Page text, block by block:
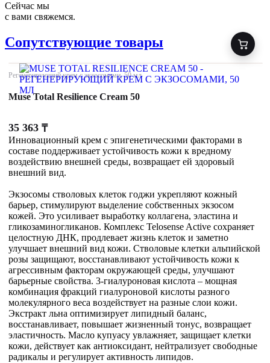
Сейчас мы
с вами свяжемся.
Сопутствующие товары
Регенерирующий крем с экзосомами, 50 мл
Muse Total Resilience Cream 50
35 363 ₸
Инновационный крем с эпигенетическими факторами в
составе поддерживает устойчивость кожи к вредному
воздействию внешней среды, возвращает ей здоровый
внешний вид.
Экзосомы стволовых клеток годжи укрепляют кожный
барьер, стимулируют выделение собственных экзосом
кожей. Это усиливает выработку коллагена, эластина и
гликозаминогликанов. Комплекс Telosense Active сохраняет
целостную ДНК, продлевает жизнь клеток и заметно
улучшает внешний вид кожи. Стволовые клетки альпийской
розы защищают, восстанавливают устойчивость кожи к
агрессивным факторам окружающей среды, улучшают
барьерные свойства. 3-гиалуроновая кислота – мощная
комбинация фракций гиалуроновой кислоты разного
молекулярного веса воздействует на разные слои кожи.
Экстракт льна оптимизирует липидный баланс,
восстанавливает, повышает жизненный тонус, возвращает
эластичность. Масло купуасу увлажняет, защищает клетки
кожи, действует как антиоксидант, нейтрализует свободные
радикалы и регулирует активность липидов.